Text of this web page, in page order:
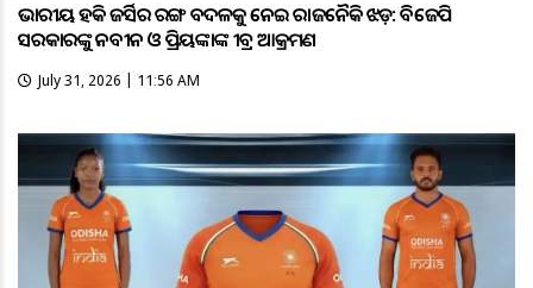
ଭାରତୀୟ ହକି ଜର୍ସିର ରଙ୍ଗ ବଦଳକୁ ନେଇ ରାଜନୈତିକ ଝଡ଼: ବିଜେପି
ସରକାରଙ୍କୁ ନବୀନ ଓ ପ୍ରିୟଙ୍କାଙ୍କ ତୀବ୍ର ଆକ୍ରମଣ
July 31, 2026 | 11:56 AM